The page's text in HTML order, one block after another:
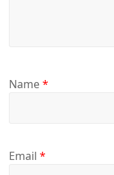
Name*
Email*